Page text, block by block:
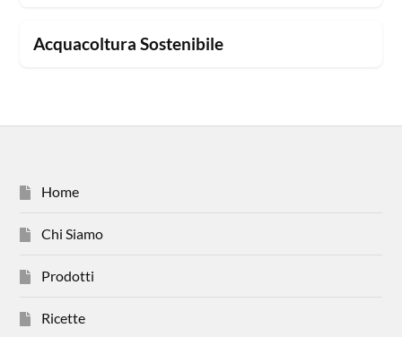
Acquacoltura Sostenibile
Home
Chi Siamo
Prodotti
Ricette